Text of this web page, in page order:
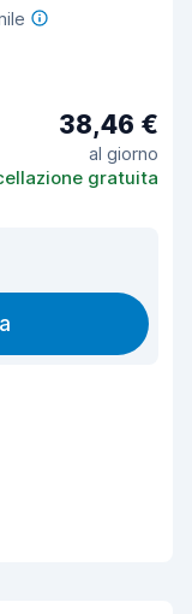
38,46 €
al giorno
gratuita